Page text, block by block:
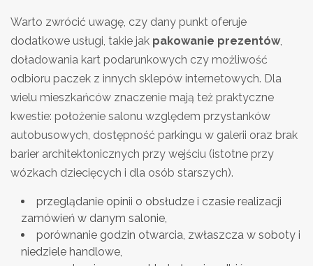
Warto zwrócić uwagę, czy dany punkt oferuje
dodatkowe usługi, takie jak pakowanie prezentów,
doładowania kart podarunkowych czy możliwość
odbioru paczek z innych sklepów internetowych. Dla
wielu mieszkańców znaczenie mają też praktyczne
kwestie: położenie salonu względem przystanków
autobusowych, dostępność parkingu w galerii oraz brak
barier architektonicznych przy wejściu (istotne przy
wózkach dziecięcych i dla osób starszych).
przeglądanie opinii o obsłudze i czasie realizacji
zamówień w danym salonie,
porównanie godzin otwarcia, zwłaszcza w soboty i
niedziele handlowe,